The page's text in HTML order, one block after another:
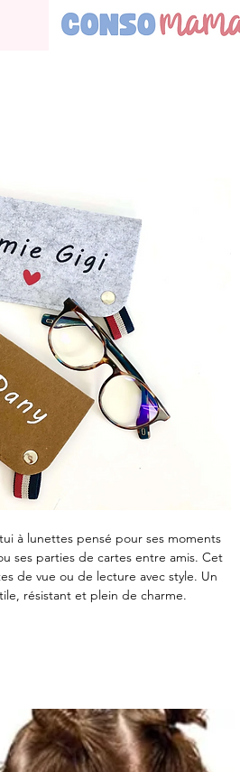
à lunettes pensé pour ses moments
ses parties de cartes entre amis. Cet
de vue ou de lecture avec style. Un
résistant et plein de charme.